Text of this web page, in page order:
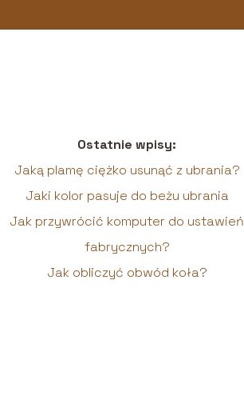
Ostatnie wpisy:
Jaką plamę ciężko usunąć z ubrania?
Jaki kolor pasuje do beżu ubrania
Jak przywrócić komputer do ustawień
fabrycznych?
Jak obliczyć obwód koła?